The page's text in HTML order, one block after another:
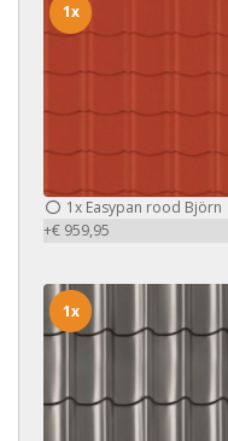
1x Easypan rood Björn
+€ 959,95
1x
1x